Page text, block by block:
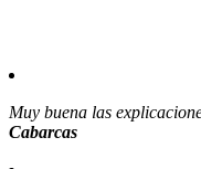
Muy buena las
Cabarcas